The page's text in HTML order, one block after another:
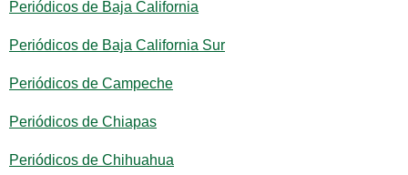
Periódicos de Baja California
Periódicos de Baja California Sur
Periódicos de Campeche
Periódicos de Chiapas
Periódicos de Chihuahua